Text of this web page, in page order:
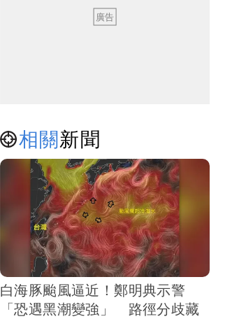
相關新聞
白海豚颱風逼近！鄭明典示警
「恐遇黑潮變強」 路徑分歧藏